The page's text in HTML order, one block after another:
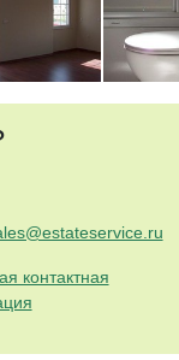
контактная